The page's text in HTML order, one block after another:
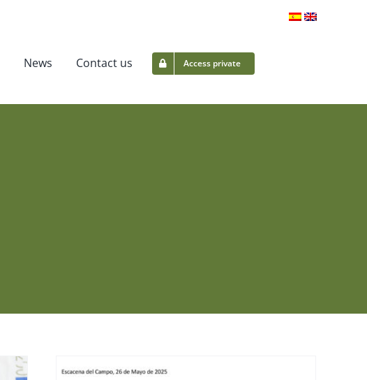
News Contact us Access private